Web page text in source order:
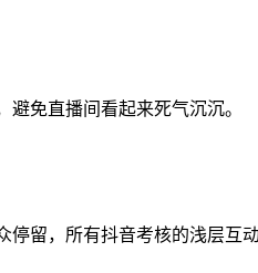
免直播间看起来死气沉沉。
留，所有抖音考核的浅层互